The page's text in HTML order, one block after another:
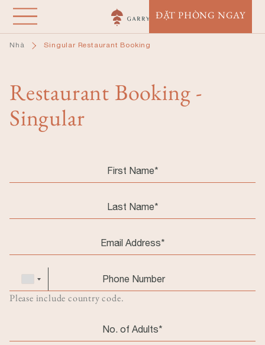
Nhảy
đến
nội
dung
ĐẶT PHÒNG NGAY
Nhà Singular Restaurant Booking
Restaurant Booking -
Singular
First
Name
Last
Name
Email
Phone
number
Điện
thoại
Please include country code.
Pax
adults